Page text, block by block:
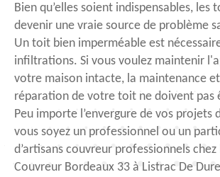
Bien qu’elles soient indispensables, les
devenir une vraie source de problème
Un toit bien imperméable est
infiltrations. Si vous voulez maintenir
votre maison intacte, la maintenance
réparation de votre toit ne doivent pas
Peu importe l’envergure de vos projets
vous soyez un professionnel ou un
d’artisans couvreur professionnels chez
Couvreur Bordeaux 33 à Listrac De